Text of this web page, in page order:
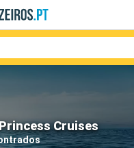
Cruises